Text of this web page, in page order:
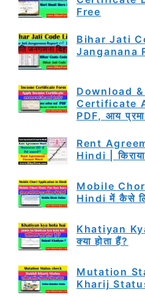
Free
Bihar Jati
Janganana
Download
Certificate
PDF, आय
Rent
Hindi |
Mobile
Hindi में कैसे
Khatiyan
क्या होता हैं?
Mutation
Kharij